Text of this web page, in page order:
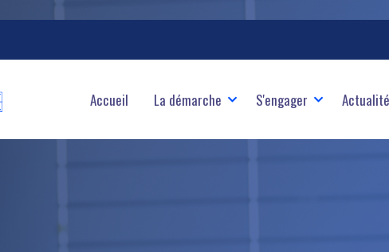
Accueil La démarche S'engager